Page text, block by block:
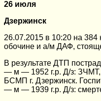
26 июля
Дзержинск
26.07.2015 в 10:20 на
обочине и а/м ДАФ,
В результате ДТП
— м — 1952 г.р. Д/з: ЗЧМТ,
БСМП г. Дзержинск.
— м — 1939 г.р. Д/з: